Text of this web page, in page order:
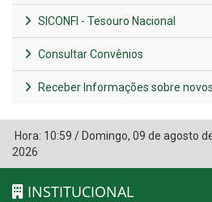
SICONFI - Tesouro Nacional
Consultar Convênios
Receber Informações sobre
Hora: 10:59 / Domingo, 09 de agosto
2026
INSTITUCIONAL